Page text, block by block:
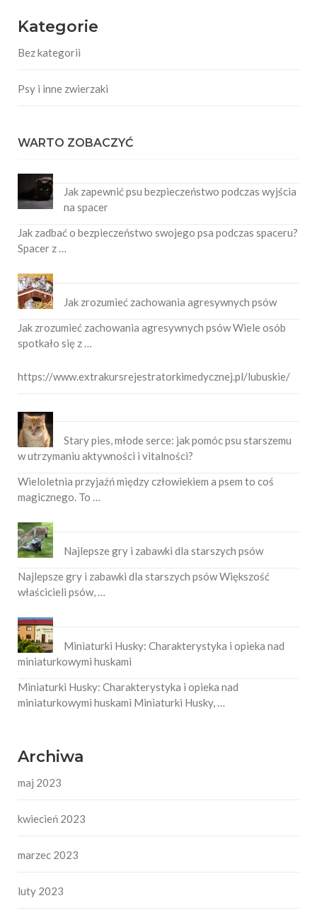
Kategorie
Bez kategorii
Psy i inne zwierzaki
WARTO ZOBACZYĆ
Jak zapewnić psu bezpieczeństwo podczas wyjścia
na spacer
Jak zadbać o bezpieczeństwo swojego psa podczas spaceru?
Spacer z …
Jak zrozumieć zachowania agresywnych psów
Jak zrozumieć zachowania agresywnych psów Wiele osób
spotkało się z …
https://www.extrakursrejestratorkimedycznej.pl/lubuskie/
Stary pies, młode serce: jak pomóc psu starszemu
w utrzymaniu aktywności i vitalności?
Wieloletnia przyjaźń między człowiekiem a psem to coś
magicznego. To …
Najlepsze gry i zabawki dla starszych psów
Najlepsze gry i zabawki dla starszych psów Większość
właścicieli psów, …
Miniaturki Husky: Charakterystyka i opieka nad
miniaturkowymi huskami
Miniaturki Husky: Charakterystyka i opieka nad
miniaturkowymi huskami Miniaturki Husky, …
Archiwa
maj 2023
kwiecień 2023
marzec 2023
luty 2023